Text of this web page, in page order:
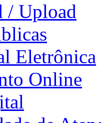
/ Upload
Eletrônica
Online